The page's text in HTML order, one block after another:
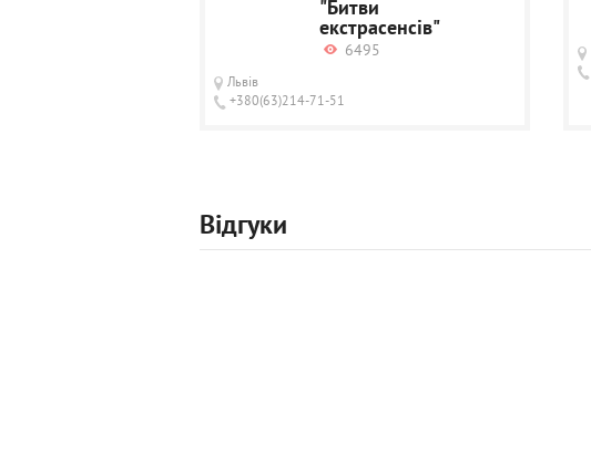
"Битви
екстрасенсів"
6495
Львів
+380(63)214-71-51
Відгуки